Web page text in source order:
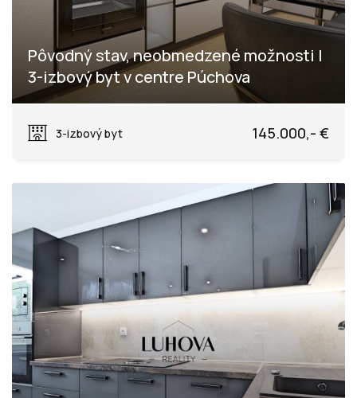
Pôvodný stav, neobmedzené možnosti |
3-izbový byt v centre Púchova
3-izbový byt
145.000,- €